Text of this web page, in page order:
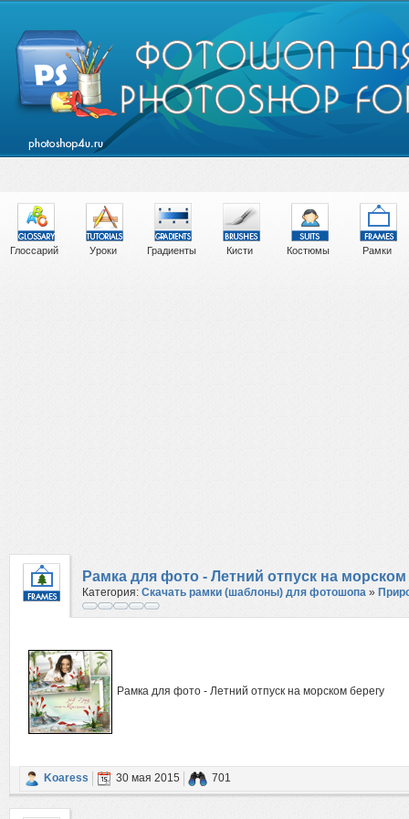
Глоссарий Уроки Градиенты Кисти Костюмы Рамки
Рамка для фото - Летний отпуск на морском
Категория: Скачать рамки (шаблоны) для фотошопа »
Рамка для фото - Летний отпуск на морском берегу
Koaress 30 мая 2015 701